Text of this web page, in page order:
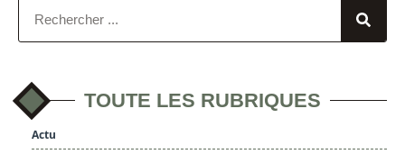
TOUTE LES RUBRIQUES
Actu